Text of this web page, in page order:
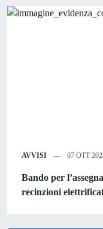
AVVISI 07 OTT
Bando per
recinzioni